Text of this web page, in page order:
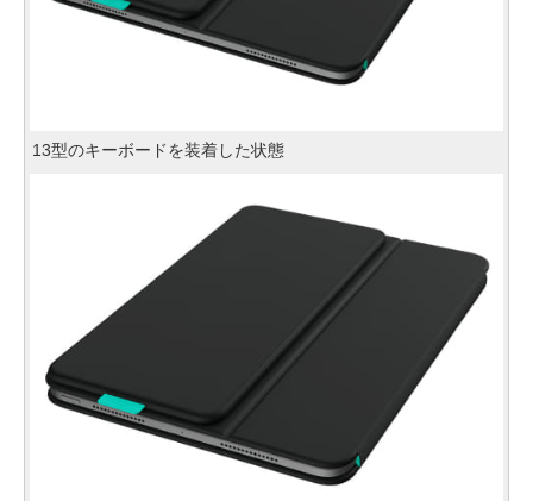
13型のキーボードを装着した状態